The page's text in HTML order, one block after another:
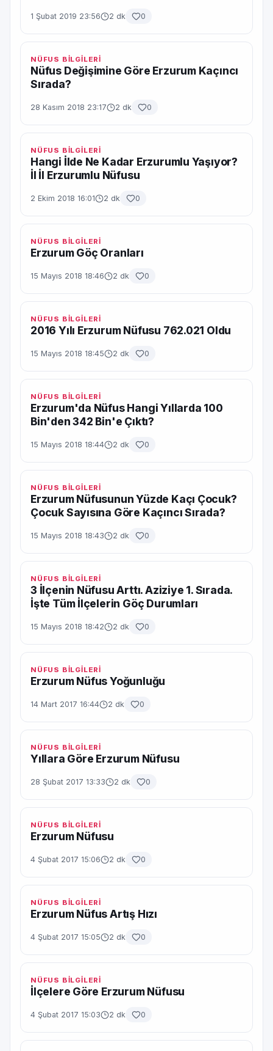
1 Şubat 2019 23:56 2 dk 0
NÜFUS BİLGİLERİ
Nüfus Değişimine Göre Erzurum Kaçıncı
Sırada?
28 Kasım 2018 23:17 2 dk 0
NÜFUS BİLGİLERİ
Hangi İlde Ne Kadar Erzurumlu Yaşıyor?
İl İl Erzurumlu Nüfusu
2 Ekim 2018 16:01 2 dk 0
NÜFUS BİLGİLERİ
Erzurum Göç Oranları
15 Mayıs 2018 18:46 2 dk 0
NÜFUS BİLGİLERİ
2016 Yılı Erzurum Nüfusu 762.021 Oldu
15 Mayıs 2018 18:45 2 dk 0
NÜFUS BİLGİLERİ
Erzurum'da Nüfus Hangi Yıllarda 100
Bin'den 342 Bin'e Çıktı?
15 Mayıs 2018 18:44 2 dk 0
NÜFUS BİLGİLERİ
Erzurum Nüfusunun Yüzde Kaçı Çocuk?
Çocuk Sayısına Göre Kaçıncı Sırada?
15 Mayıs 2018 18:43 2 dk 0
NÜFUS BİLGİLERİ
3 İlçenin Nüfusu Arttı. Aziziye 1. Sırada.
İşte Tüm İlçelerin Göç Durumları
15 Mayıs 2018 18:42 2 dk 0
NÜFUS BİLGİLERİ
Erzurum Nüfus Yoğunluğu
14 Mart 2017 16:44 2 dk 0
NÜFUS BİLGİLERİ
Yıllara Göre Erzurum Nüfusu
28 Şubat 2017 13:33 2 dk 0
NÜFUS BİLGİLERİ
Erzurum Nüfusu
4 Şubat 2017 15:06 2 dk 0
NÜFUS BİLGİLERİ
Erzurum Nüfus Artış Hızı
4 Şubat 2017 15:05 2 dk 0
NÜFUS BİLGİLERİ
İlçelere Göre Erzurum Nüfusu
4 Şubat 2017 15:03 2 dk 0